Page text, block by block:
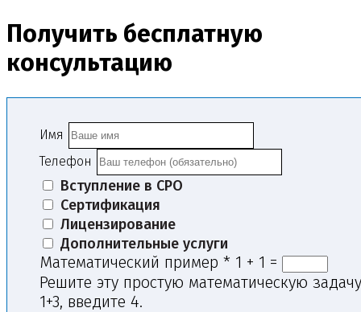
Получить бесплатную
консультацию
Имя
Телефон
Вступление в СРО
Сертификация
Лицензирование
Дополнительные услуги
Математический пример * 1 + 1 =
Решите эту простую математическую
1+3, введите 4.